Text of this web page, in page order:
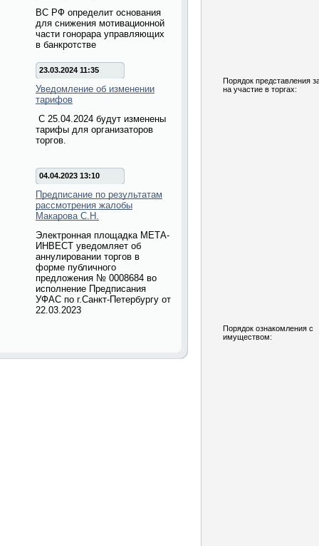
ВС РФ определит основания
для снижения мотивационной
части гонорара управляющих
в банкротстве
23.03.2024 11:35
Уведомление об изменении
тарифов
С 25.04.2024 будут изменены
тарифы для организаторов
торгов.
04.04.2023 13:10
Предписание по результатам
рассмотрения жалобы
Макарова С.Н.
Электронная площадка МЕТА-
ИНВЕСТ уведомляет об
аннулировании торгов в
форме публичного
предложения № 0008684 во
исполнение Предписания
УФАС по г.Санкт-Петербургу от
22.03.2023
Порядок представления
на участие в торгах:
Порядок ознакомления с
имуществом: